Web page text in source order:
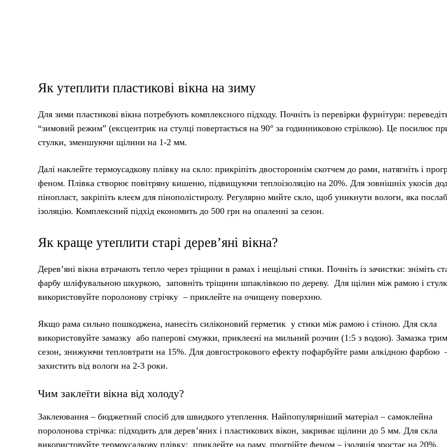
Як утеплити пластикові вікна на зиму
Для зими пластикові вікна потребують комплексного підходу. Почніть із перевірки фурнітури:
“зимовий режим” (ексцентрик на стулці повертається на 90° за годинниковою стрілкою). Це посилює
стулки, зменшуючи щілини на 1-2 мм.
Далі наклейте термоусадкову плівку на скло: прикріпіть двостороннім скотчем до рами, натягніть і
феном. Плівка створює повітряну кишеню, підвищуючи теплоізоляцію на 20%. Для зовнішніх укосів
пінопласт, закріпіть клеєм для пінополістиролу. Регулярно мийте скло, щоб уникнути вологи, яка
ізоляцію. Комплексний підхід економить до 500 грн на опаленні за сезон.
Як краще утеплити старі дерев’яні вікна?
Дерев’яні вікна втрачають тепло через тріщини в рамах і нещільні стики. Почніть із зачистки: зніміть
фарбу шліфувальною шкуркою, заповніть тріщини шпаклівкою по дереву. Для щілин між рамою і
використовуйте поролонову стрічку – приклейте на очищену поверхню.
Якщо рама сильно пошкоджена, нанесіть силіконовий герметик у стики між рамою і стіною. Для скла
використовуйте замазку або паперові смужки, приклеєні на мильний розчин (1:5 з водою). Замазка
сезон, знижуючи тепловтрати на 15%. Для довгострокового ефекту пофарбуйте рами алкідною фарбою
захистить від вологи на 2-3 роки.
Чим заклеїти вікна від холоду?
Заклеювання – бюджетний спосіб для швидкого утеплення. Найпопулярніший матеріал – самоклейна
поролонова стрічка: підходить для дерев’яних і пластикових вікон, закриває щілини до 5 мм. Для скла
використовуйте термоусадкову плівку: приклейте на раму, прогрійте феном – ізоляція зростає на 20%.